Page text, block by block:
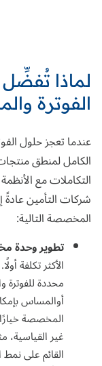
لماذا
الفوترة
عندما تعجز حلول
الكامل لمنطق
التكاملات مع
شركات التأمين عادةً
المخصصة التالية:
تطوير وحدة
الأكثر تكلفة
محددة للفوترة
أوالمساس
المخصصة
غير القياسية،
القائم على